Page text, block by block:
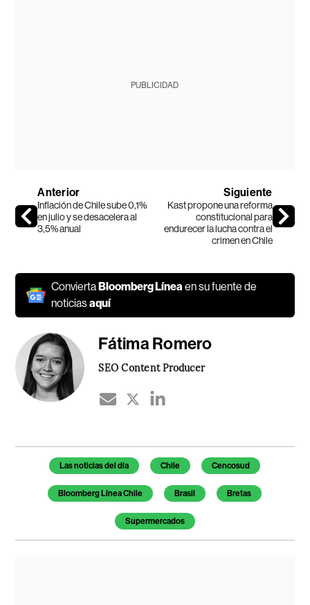
PUBLICIDAD
Anterior
Inflación de Chile sube 0,1%
en julio y se desacelera al
3,5% anual
Siguiente
Kast propone una reforma
constitucional para
endurecer la lucha contra el
crimen en Chile
ConviertaBloomberg Líneaen su fuente de
noticiasaquí
Fátima Romero
SEO Content Producer
Temas de este artículo
Las noticias del día Chile Cencosud
Bloomberg Línea Chile Brasil Bretas
Supermercados